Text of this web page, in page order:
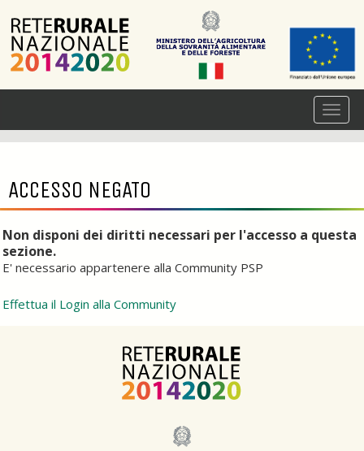
ACCESSO NEGATO
Non disponi dei diritti necessari per l'accesso a questa
sezione.
E' necessario appartenere alla Community PSP
Effettua il Login alla Community